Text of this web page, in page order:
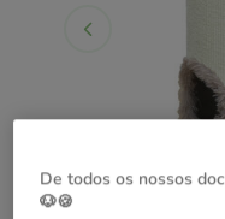
De todos os nossos
🐶🍪